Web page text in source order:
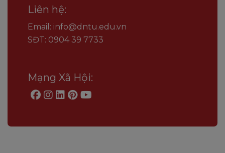
Liên hệ:
Email: info@dntu.edu.vn
SĐT: 0904 39 7733
Mạng Xã Hội: